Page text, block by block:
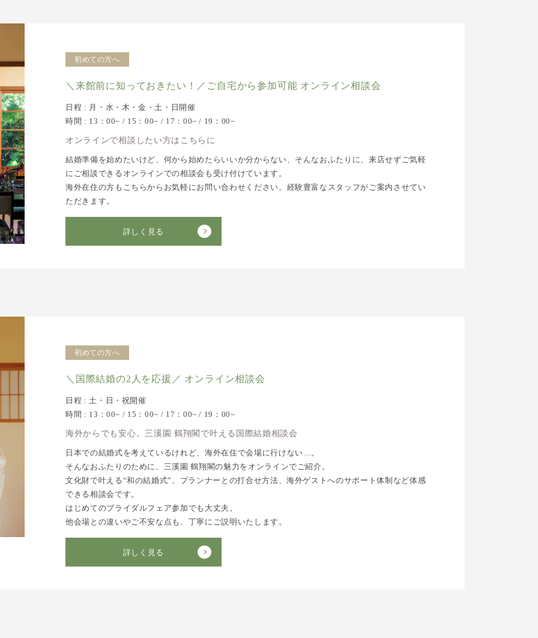
初めての方へ
＼来館前に知っておきたい！／ご自宅から参加可能 オンライン相談会
日程 : 月・水・木・金・土・日開催
時間 : 13：00~ / 15：00~ / 17：00~ / 19：00~
オンラインで相談したい方はこちらに
結婚準備を始めたいけど、何から始めたらいいか分からない、そんなおふたりに、来店せずご気軽
にご相談できるオンラインでの相談会も受け付けています。
海外在住の方もこちらからお気軽にお問い合わせください。経験豊富なスタッフがご案内させてい
ただきます。
詳しく見る
初めての方へ
＼国際結婚の2人を応援／ オンライン相談会
日程 : 土・日・祝開催
時間 : 13：00~ / 15：00~ / 17：00~ / 19：00~
海外からでも安心。三溪園 鶴翔閣で叶える国際結婚相談会
日本での結婚式を考えているけれど、海外在住で会場に行けない…。
そんなおふたりのために、三溪園 鶴翔閣の魅力をオンラインでご紹介。
文化財で叶える“和の結婚式”、プランナーとの打合せ方法、海外ゲストへのサポート体制など体感
できる相談会です。
はじめてのブライダルフェア参加でも大丈夫。
他会場との違いやご不安な点も、丁寧にご説明いたします。
詳しく見る